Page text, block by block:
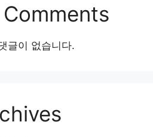
글이 없습니다.